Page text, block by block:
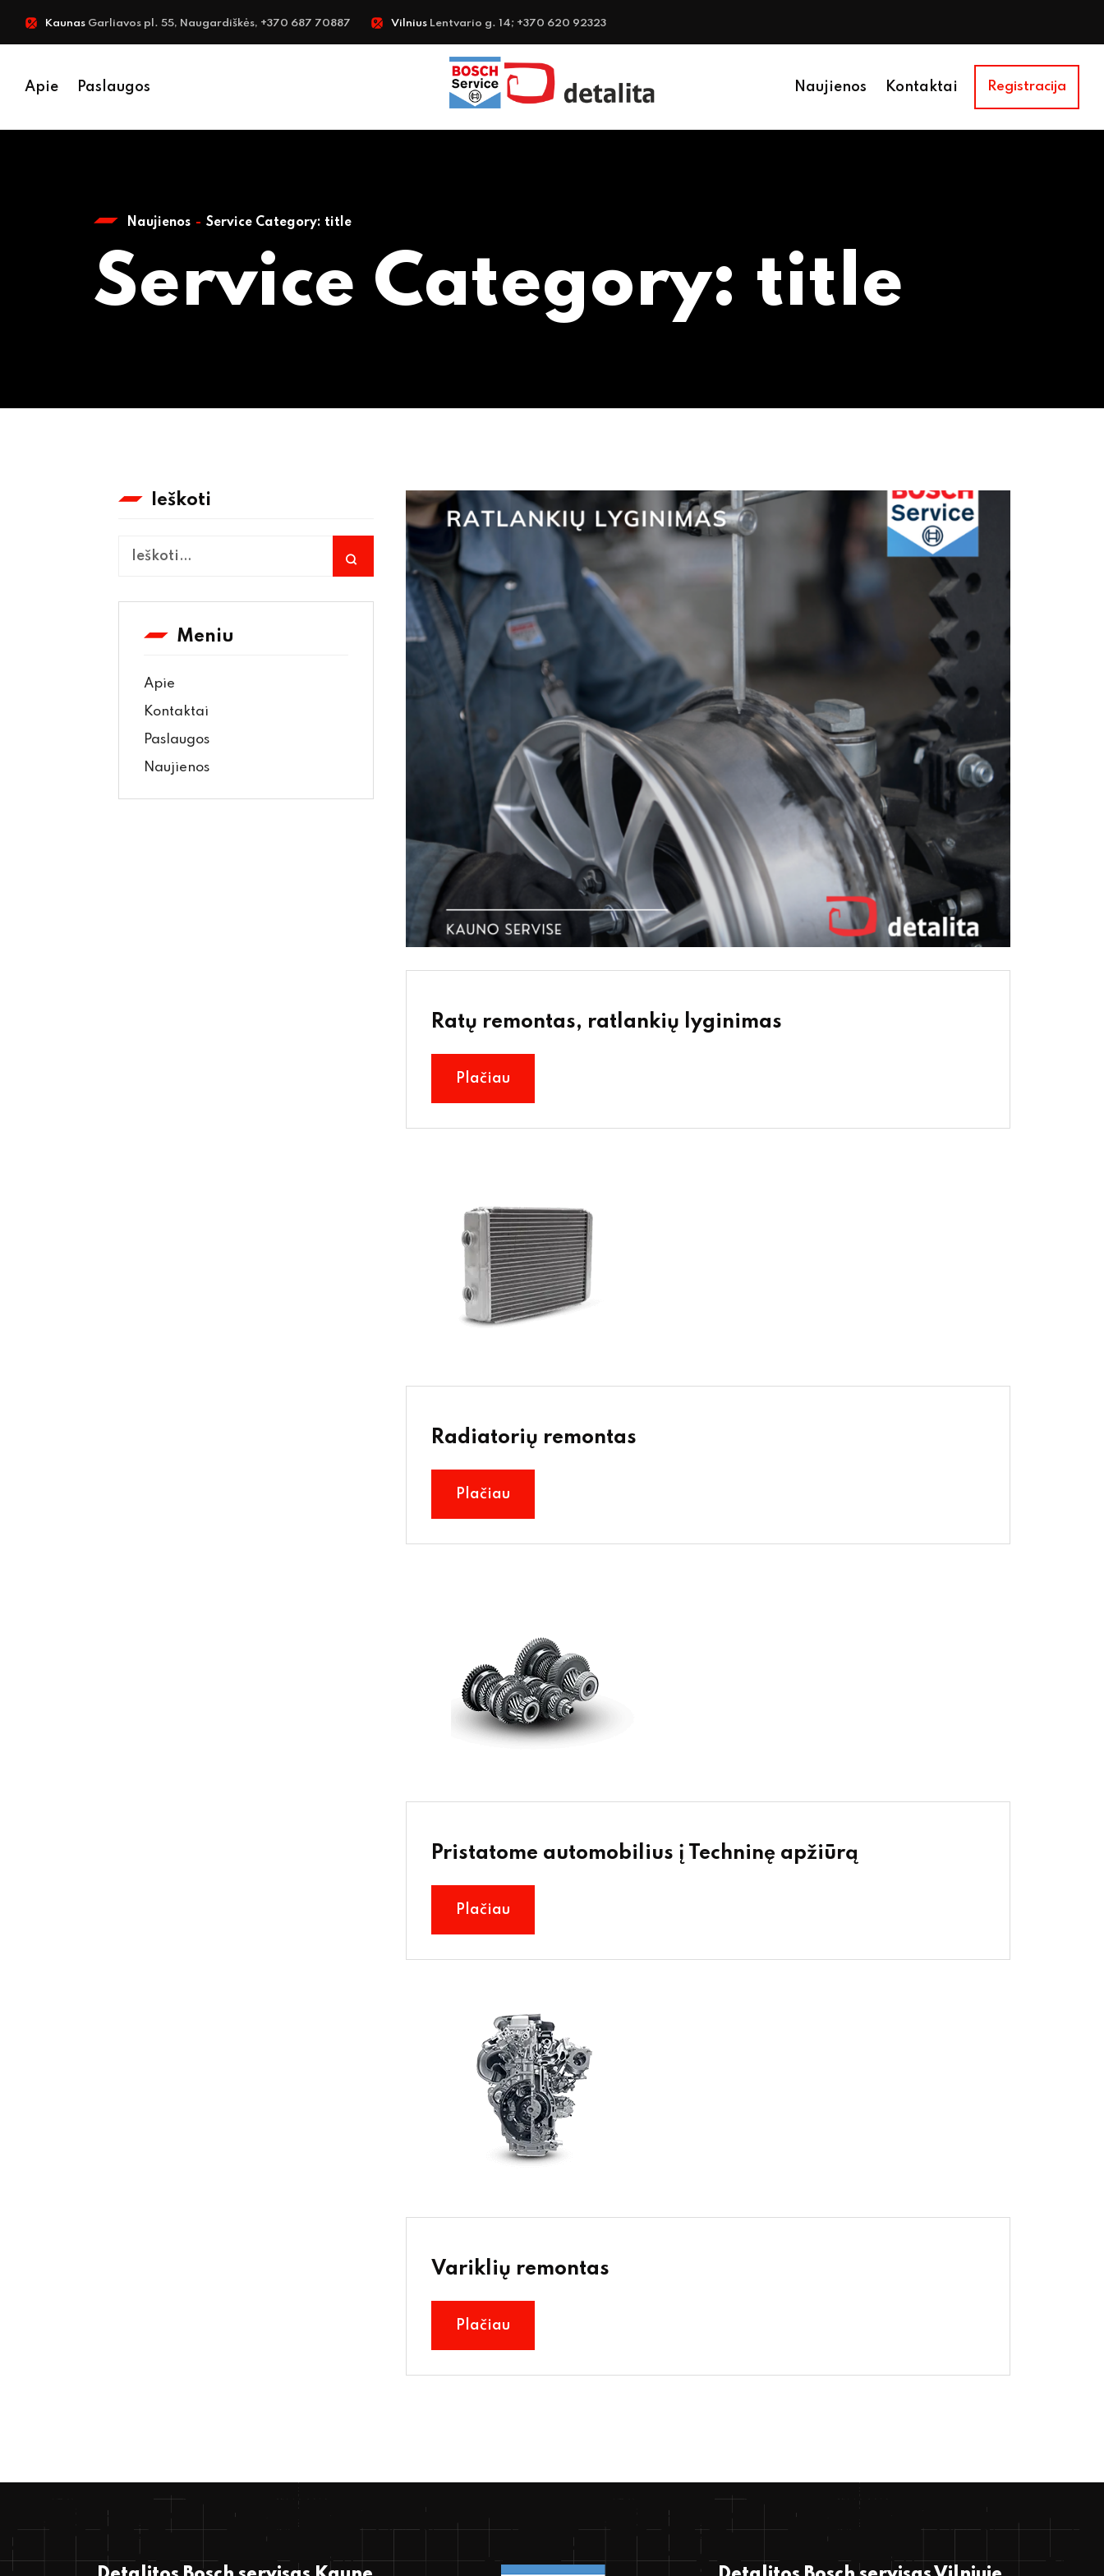
Kaunas Garliavos pl. 55, Naugardiškės, +370 687 70887 Vilnius Lentvario g. 14; +370 620 92323
Apie Paslaugos Naujienos Kontaktai Registracija
Naujienos Service Category: title
Service Category: title
Ieškoti
Meniu
Apie
Kontaktai
Paslaugos
Naujienos
Ratų remontas, ratlankių lyginimas
Plačiau
Radiatorių remontas
Plačiau
Pristatome automobilius į Techninę apžiūrą
Plačiau
Variklių remontas
Plačiau